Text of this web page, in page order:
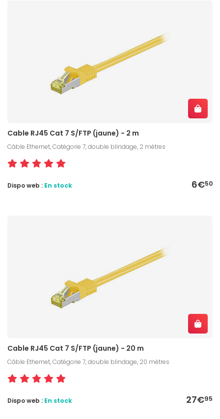
Cable RJ45 Cat 7 S/FTP (jaune) - 2 m
Câble Ethernet, Catégorie 7, double blindage, 2 mètres
6€50
Dispo web : En stock
Cable RJ45 Cat 7 S/FTP (jaune) - 20 m
Câble Ethernet, Catégorie 7, double blindage, 20 mètres
27€95
Dispo web : En stock